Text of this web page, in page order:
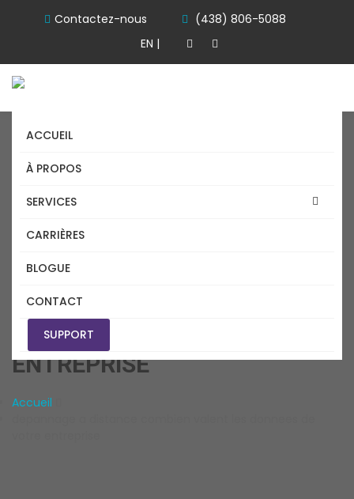
Contactez-nous
(438) 806-5088
EN |
ACCUEIL
À PROPOS
SERVICES
CARRIÈRES
BLOGUE
CONTACT
SUPPORT
DEPANNAGE A DISTANCE
COMBIEN VALENT LES
DONNEES DE VOTRE
ENTREPRISE
Accueil